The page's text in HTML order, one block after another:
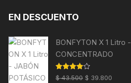
EN DESCUENTO
BONFYTON X 1 Litro
CONCENTRADO
Valorado
$43.500 El
$ 39.800